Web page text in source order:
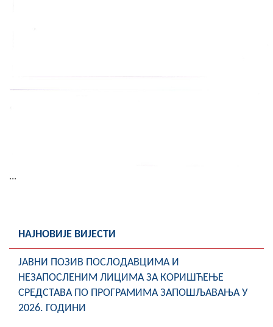
...
НАЈНОВИЈЕ ВИЈЕСТИ
ЈАВНИ ПОЗИВ ПОСЛОДАВЦИМА И
НЕЗАПОСЛЕНИМ ЛИЦИМА ЗА КОРИШЋЕЊЕ
СРЕДСТАВА ПО ПРОГРАМИМА ЗАПОШЉАВАЊА У
2026. ГОДИНИ